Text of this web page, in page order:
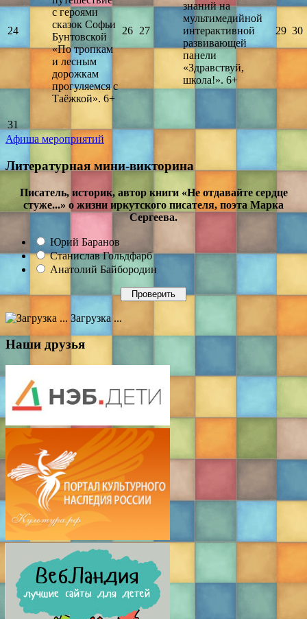
24
с героями
сказок Софьи
Бунтовской
«По тропкам
и лесным
дорожкам
прогуляемся с
Таёжкой». 6+
26 27
знаний на
мультимедийной
интерактивной
развивающей
панели
«Здравствуй,
школа!». 6+
29 30
31
Афиша мероприятий
Литературная мини-викторина
Писатель, историк, автор книги «Не отдавайте сердце
стуже...» о жизни иркутского писателя, поэта Марка
Сергеева.
Юрий Баранов
Станислав Гольдфарб
Анатолий Байбородин
Загрузка ...
Наши друзья